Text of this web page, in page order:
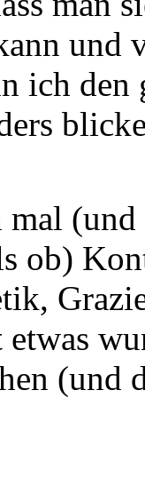
und
ich den
mal
ob)
(und